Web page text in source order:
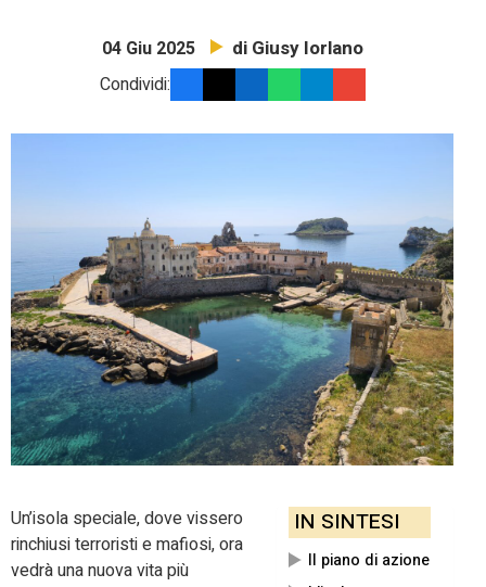
04 Giu 2025 di Giusy Iorlano
Condividi:
IN SINTESI
Il piano di azione
Un’isola speciale, dove vissero
rinchiusi terroristi e mafiosi, ora
vedrà una nuova vita più